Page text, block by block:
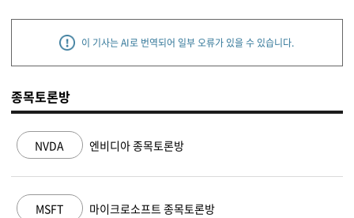
이 기사는 AI로 번역되어 일부 오류가 있을 수 있습니다.
종목토론방
NVDA 엔비디아 종목토론방
MSFT 마이크로소프트 종목토론방